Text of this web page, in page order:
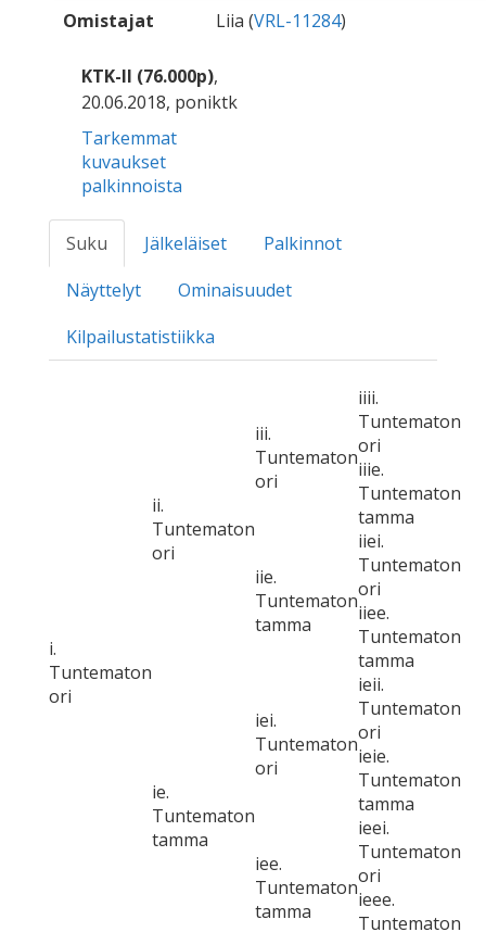
Omistajat
Liia (VRL-11284)
KTK-II (76.000p),
20.06.2018, poniktk
Tarkemmat
kuvaukset
palkinnoista
Suku Jälkeläiset
Palkinnot
Näyttelyt
Ominaisuudet
Kilpailustatistiikka
i.
Tuntematon
ori
ii.
Tuntematon
ori
iii.
Tuntematon
ori
iiii.
Tuntematon
ori
iiie.
Tuntematon
tamma
iie.
Tuntematon
tamma
iiei.
Tuntematon
ori
iiee.
Tuntematon
tamma
ie.
Tuntematon
tamma
iei.
Tuntematon
ori
ieii.
Tuntematon
ori
ieie.
Tuntematon
tamma
iee.
Tuntematon
tamma
ieei.
Tuntematon
ori
ieee.
Tuntematon